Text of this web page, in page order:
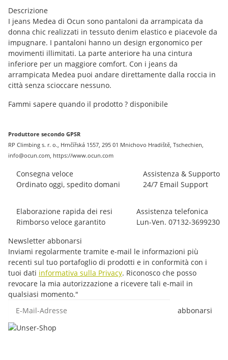
Descrizione
I jeans Medea di Ocun sono pantaloni da arrampicata da
donna chic realizzati in tessuto denim elastico e piacevole da
impugnare. I pantaloni hanno un design ergonomico per
movimenti illimitati. La parte anteriore ha una cintura
inferiore per un maggiore comfort. Con i jeans da
arrampicata Medea puoi andare direttamente dalla roccia in
città senza scioccare nessuno.
Fammi sapere quando il prodotto ? disponibile
Produttore secondo GPSR
RP Climbing s. r. o., Hrnčířská 1557, 295 01 Mnichovo Hradiště, Tschechien,
info@ocun.com, https://www.ocun.com
Consegna veloce
Ordinato oggi, spedito domani
Assistenza & Supporto
24/7 Email Support
Elaborazione rapida dei resi
Rimborso veloce garantito
Assistenza telefonica
Lun-Ven. 07132-3699230
Newsletter abbonarsi
Inviami regolarmente tramite e-mail le informazioni più
recenti sul tuo portafoglio di prodotti e in conformità con i
tuoi dati informativa sulla Privacy. Riconosco che posso
revocare la mia autorizzazione a ricevere tali e-mail in
qualsiasi momento."
abbonarsi